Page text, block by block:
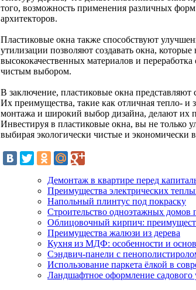
того, возможность применения различных
архитекторов.
Пластиковые окна также способствуют
утилизации позволяют создавать окна,
высококачественных материалов и
чистым выбором.
В заключение, пластиковые окна представляют
Их преимущества, такие как отличная тепло- и
монтажа и широкий выбор дизайна, делают их
Инвестируя в пластиковые окна, вы не только
выбирая экологически чистые и экономически
Демонтаж в квартире перед
Преимущества электрических
Напольный плинтус под покраску
Строительство одноэтажных домов
Облицовочный кирпич:
Преимущества жалюзи из дерева
Кухня из МДФ: особенности и
Сэндвич-панели с
Использование паркета ёлкой в
Ландшафтное оформление садового